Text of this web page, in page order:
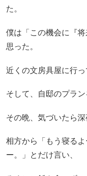
た。
僕は「この機会に『
思った。
近くの文房具屋に行
そして、自邸のプラン
その晩、気づいたら深
相方から「もう寝る
ー。」とだけ言い、